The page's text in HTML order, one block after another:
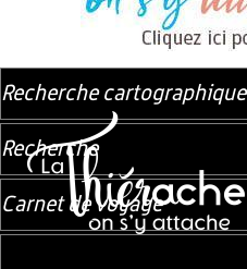
Recherche cartographique
Recherche
Carnet de voyage